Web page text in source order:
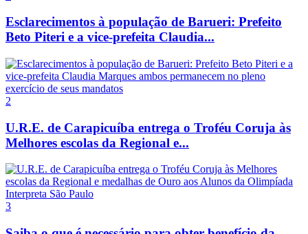
Esclarecimentos à população de Barueri: Prefeito
Beto Piteri e a vice-prefeita Claudia...
2
U.R.E. de Carapicuíba entrega o Troféu Coruja às
Melhores escolas da Regional e...
3